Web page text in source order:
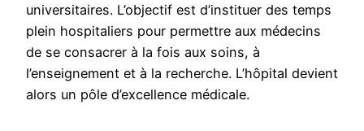
universitaires. L’objectif est d’instituer des temps
plein hospitaliers pour permettre aux médecins
de se consacrer à la fois aux soins, à
l’enseignement et à la recherche. L’hôpital devient
alors un pôle d’excellence médicale.